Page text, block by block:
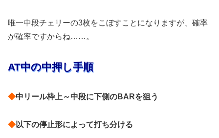
唯一中段チェリーの3枚をこぼすことになりますが、確率
が確率ですからね……。
AT中の中押し手順
◆中リール枠上～中段に下側のBARを狙う
◆以下の停止形によって打ち分ける